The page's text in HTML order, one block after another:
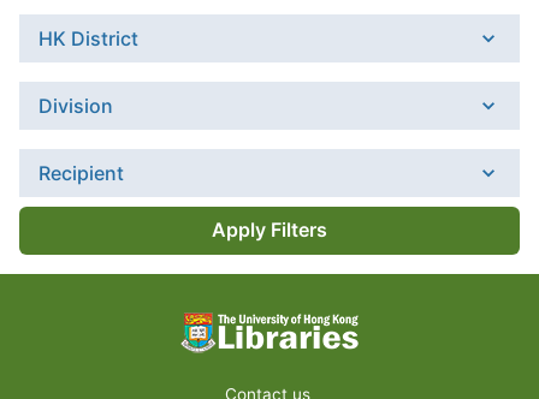
HK District
Division
Recipient
Apply Filters
Contact us